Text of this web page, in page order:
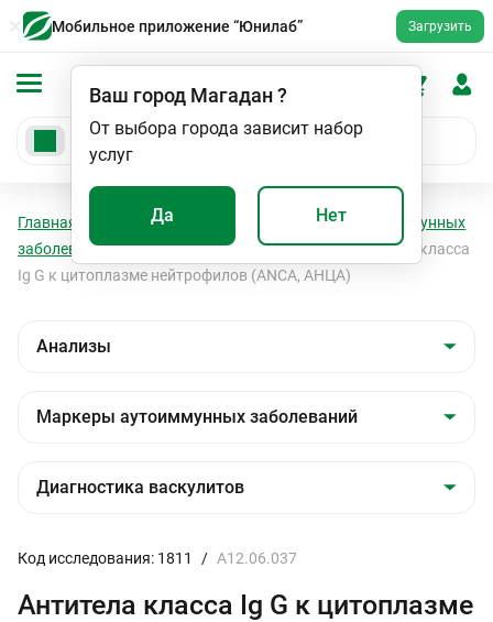
Мобильное приложение “Юнилаб” Загрузить
Ваш город Магадан?
От выбора города зависит набор
услуг
Да Нет
Главная Анализы
Маркеры аутоиммунных
заболеваний
Диагностика васкулитов
Антитела класса
Ig G к цитоплазме нейтрофилов (ANCA, АНЦА)
Код исследования: 1811 / A12.06.037
Антитела класса Ig G к цитоплазме